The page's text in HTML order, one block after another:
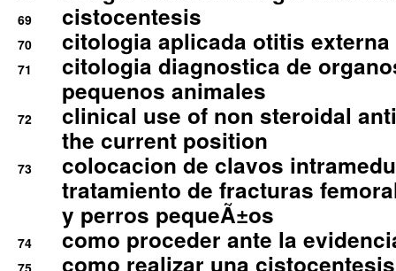
69 cistocentesis
70 citologia aplicada otitis externa
71
citologia diagnostica de
pequenos animales
72
clinical use of non steroidal
the current position
73
colocacion de clavos
tratamiento de fracturas
y perros pequeÃ±os
74 como proceder ante la
como realizar una